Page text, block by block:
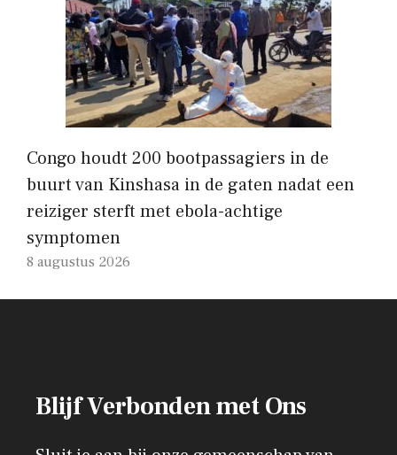
Congo houdt 200 bootpassagiers in de
buurt van Kinshasa in de gaten nadat een
reiziger sterft met ebola-achtige
symptomen
8 augustus 2026
Blijf Verbonden met Ons